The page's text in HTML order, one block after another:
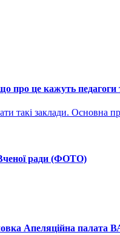
про це кажуть
такі заклади. Основна
Вченої ради (ФОТО)
Апеляційна палата